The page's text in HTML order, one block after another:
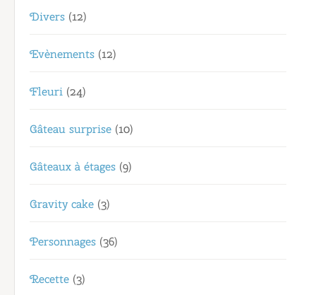
Divers (12)
Evènements (12)
Fleuri (24)
Gâteau surprise (10)
Gâteaux à étages (9)
Gravity cake (3)
Personnages (36)
Recette (3)